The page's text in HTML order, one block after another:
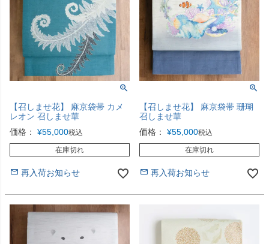
【召しませ花】 麻京袋帯 カメ
レオン 召しませ華
価格：
¥55,000税込
在庫切れ
再入荷お知らせ
【召しませ花】 麻京袋帯 珊瑚
召しませ華
価格：
¥55,000税込
在庫切れ
再入荷お知らせ